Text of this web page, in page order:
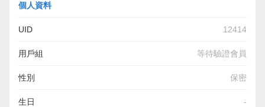
個人資料
UID 12414
用戶組 等待驗證會員
性別 保密
生日 -